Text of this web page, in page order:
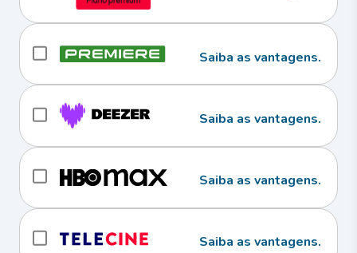
Saiba as vantagens.
Saiba as vantagens.
Saiba as vantagens.
Saiba as vantagens.